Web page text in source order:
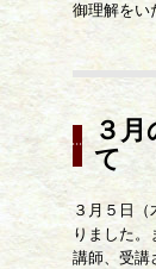
御理解をい
３
て
３月５日
りました。
講師、受講